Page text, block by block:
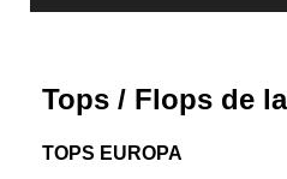
Tops / Flops de
TOPS EUROPA